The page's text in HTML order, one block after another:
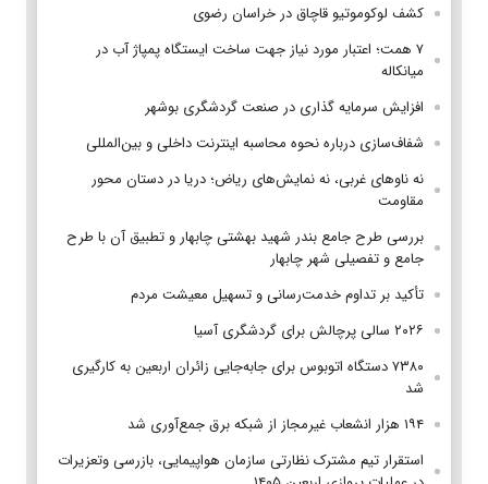
کشف لوکوموتیو قاچاق در خراسان رضوی
۷ همت؛ اعتبار مورد نیاز جهت ساخت ایستگاه پمپاژ آب در
میانکاله
افزایش سرمایه گذاری در صنعت گردشگری بوشهر
شفاف‌سازی درباره نحوه محاسبه اینترنت داخلی و بین‌المللی
نه ناوهای غربی، نه نمایش‌های ریاض؛ دریا در دستان محور
مقاومت
بررسی طرح جامع بندر شهید بهشتی چابهار و تطبیق آن با طرح
جامع و تفصیلی شهر چابهار
تأکید بر تداوم خدمت‌رسانی و تسهیل معیشت مردم
۲۰۲۶ سالی پرچالش برای گردشگری آسیا
۷۳۸۰ دستگاه اتوبوس برای جابه‌جایی زائران اربعین به‌ کارگیری
شد
۱۹۴ هزار انشعاب غیرمجاز از شبکه برق جمع‌آوری شد
استقرار تیم مشترک نظارتی سازمان هواپیمایی، بازرسی وتعزیرات